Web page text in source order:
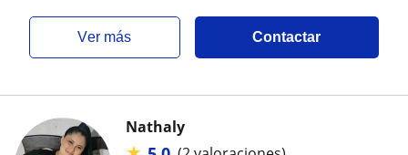
ver más Contactar
Nathaly